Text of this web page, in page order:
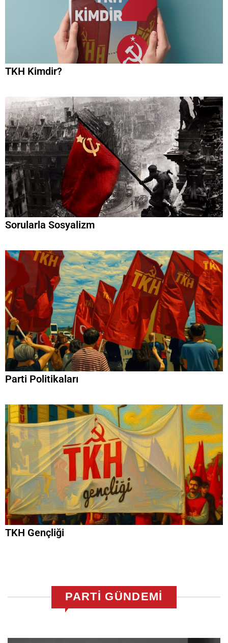
TKH Kimdir?
Sorularla Sosyalizm
Parti Politikaları
TKH Gençliği
PARTI GÜNDEMİ